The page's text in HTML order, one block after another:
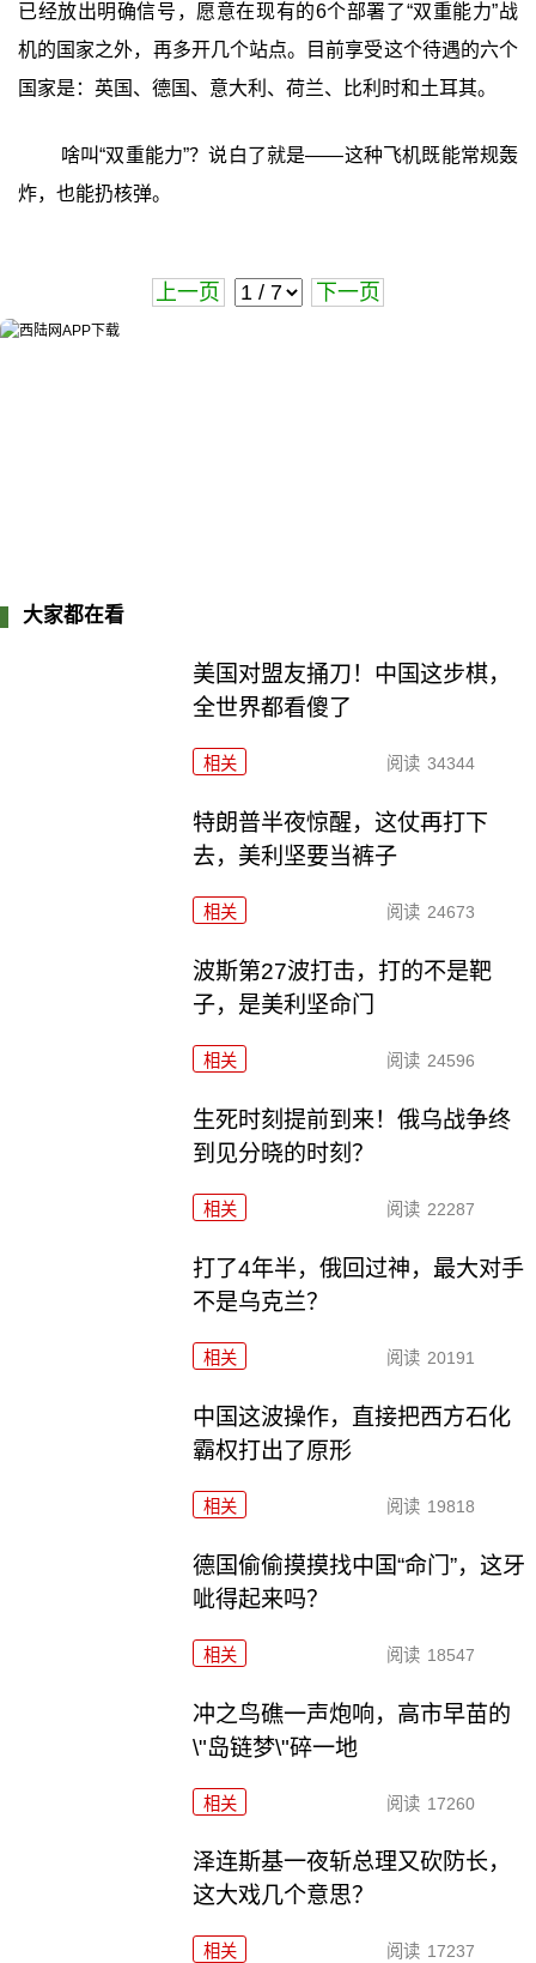
已经放出明确信号，愿意在现有的6个部署了“双重能力”战
机的国家之外，再多开几个站点。目前享受这个待遇的六个
国家是：英国、德国、意大利、荷兰、比利时和土耳其。
啥叫“双重能力”？说白了就是——这种飞机既能常规轰
炸，也能扔核弹。
上一页 下一页
大家都在看
美国对盟友捅刀！中国这步棋，
全世界都看傻了
相关 阅读 34344
特朗普半夜惊醒，这仗再打下
去，美利坚要当裤子
相关 阅读 24673
波斯第27波打击，打的不是靶
子，是美利坚命门
相关 阅读 24596
生死时刻提前到来！俄乌战争终
到见分晓的时刻？
相关 阅读 22287
打了4年半，俄回过神，最大对手
不是乌克兰？
相关 阅读 20191
中国这波操作，直接把西方石化
霸权打出了原形
相关 阅读 19818
德国偷偷摸摸找中国“命门”，这牙
呲得起来吗？
相关 阅读 18547
冲之鸟礁一声炮响，高市早苗的
\"岛链梦\"碎一地
相关 阅读 17260
泽连斯基一夜斩总理又砍防长，
这大戏几个意思？
相关 阅读 17237